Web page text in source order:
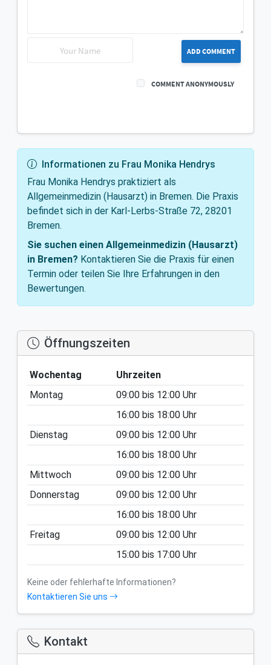
ADD COMMENT
COMMENT ANONYMOUSLY
Informationen zu Frau Monika Hendrys
Frau Monika Hendrys praktiziert als
Allgemeinmedizin (Hausarzt) in Bremen. Die Praxis
befindet sich in der Karl-Lerbs-Straße 72, 28201
Bremen.
Sie suchen einen Allgemeinmedizin (Hausarzt)
in Bremen? Kontaktieren Sie die Praxis für einen
Termin oder teilen Sie Ihre Erfahrungen in den
Bewertungen.
Öffnungszeiten
Wochentag
Uhrzeiten
Montag
09:00 bis 12:00 Uhr
16:00 bis 18:00 Uhr
Dienstag
09:00 bis 12:00 Uhr
16:00 bis 18:00 Uhr
Mittwoch
09:00 bis 12:00 Uhr
Donnerstag
09:00 bis 12:00 Uhr
16:00 bis 18:00 Uhr
Freitag
09:00 bis 12:00 Uhr
15:00 bis 17:00 Uhr
Keine oder fehlerhafte Informationen?
Kontaktieren Sie uns
Kontakt